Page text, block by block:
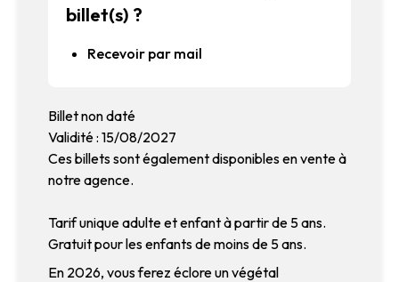
billet(s) ?
Recevoir par mail
Billet non daté
Validité : 15/08/2027
Ces billets sont également disponibles en vente à
notre agence.
Tarif unique adulte et enfant à partir de 5 ans.
Gratuit pour les enfants de moins de 5 ans.
En 2026, vous ferez éclore un végétal